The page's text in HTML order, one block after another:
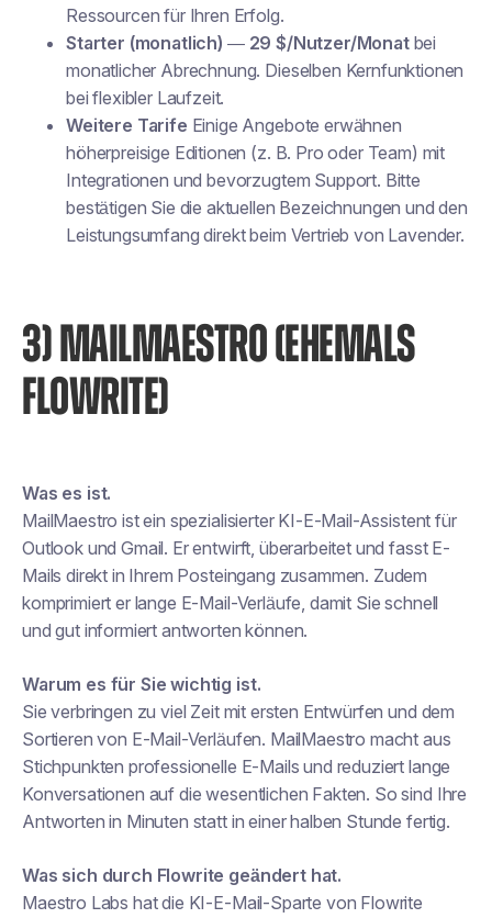
Ressourcen für Ihren Erfolg.
Starter (monatlich) — 29 $/Nutzer/Monatbei
monatlicher Abrechnung. Dieselben Kernfunktionen
bei flexibler Laufzeit.
Weitere Tarife Einige Angebote erwähnen
höherpreisige Editionen (z. B. Pro oder Team) mit
Integrationen und bevorzugtem Support. Bitte
bestätigen Sie die aktuellen Bezeichnungen und den
Leistungsumfang direkt beim Vertrieb von Lavender.
3) MAILMAESTRO (EHEMALS
FLOWRITE)
Was es ist.
MailMaestro ist ein spezialisierter KI-E-Mail-Assistent für
Outlook und Gmail. Er entwirft, überarbeitet und fasst E-
Mails direkt in Ihrem Posteingang zusammen. Zudem
komprimiert er lange E-Mail-Verläufe, damit Sie schnell
und gut informiert antworten können.
Warum es für Sie wichtig ist.
Sie verbringen zu viel Zeit mit ersten Entwürfen und dem
Sortieren von E-Mail-Verläufen. MailMaestro macht aus
Stichpunkten professionelle E-Mails und reduziert lange
Konversationen auf die wesentlichen Fakten. So sind Ihre
Antworten in Minuten statt in einer halben Stunde fertig.
Was sich durch Flowrite geändert hat.
Maestro Labs hat die KI-E-Mail-Sparte von Flowrite